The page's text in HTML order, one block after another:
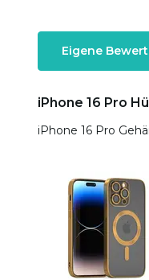
Eigene
iPhone 16 Pro
iPhone 16 Pro